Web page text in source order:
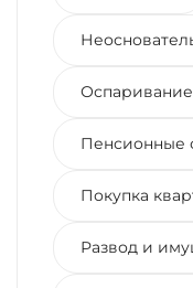
Пенсионные
Покупка
Развод и